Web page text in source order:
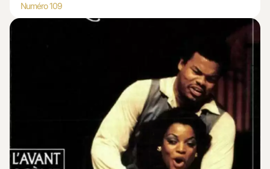
Numéro 109